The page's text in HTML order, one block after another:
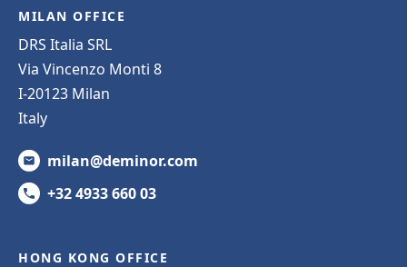
MILAN OFFICE
DRS Italia SRL
Via Vincenzo Monti 8
I-20123 Milan
Italy
milan@deminor.com
+32 4933 660 03
HONG KONG OFFICE